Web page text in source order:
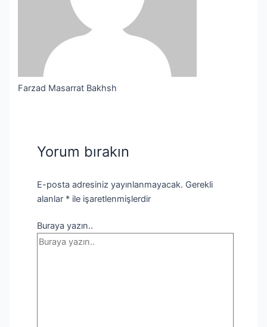
Farzad Masarrat Bakhsh
Yorum bırakın
E-posta adresiniz yayınlanmayacak. Gerekli
alanlar *ile işaretlenmişlerdir
Buraya yazın..